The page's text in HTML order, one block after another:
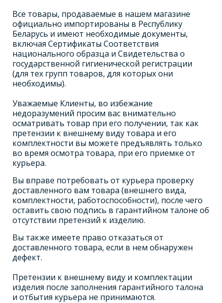
Все товары, продаваемые в нашем магазине
официально импортированы в Республику
Беларусь и имеют необходимые документы,
включая Сертификаты Соответствия
национального образца и Свидетельства о
государственной гигиенической регистрации
(для тех групп товаров, для которых они
необходимы).
Уважаемые Клиенты, во избежание
недоразумений просим вас внимательно
осматривать товар при его получении, так как
претензии к внешнему виду товара и его
комплектности вы можете предъявлять только
во время осмотра товара, при его приемке от
курьера.
Вы вправе потребовать от курьера проверку
доставленного вам товара (внешнего вида,
комплектности, работоспособности), после чего
оставить свою подпись в гарантийном талоне об
отсутствии претензий к изделию.
Вы также имеете право отказаться от
доставленного товара, если в нем обнаружен
дефект.
Претензии к внешнему виду и комплектации
изделия после заполнения гарантийного талона
и отбытия курьера не принимаются.